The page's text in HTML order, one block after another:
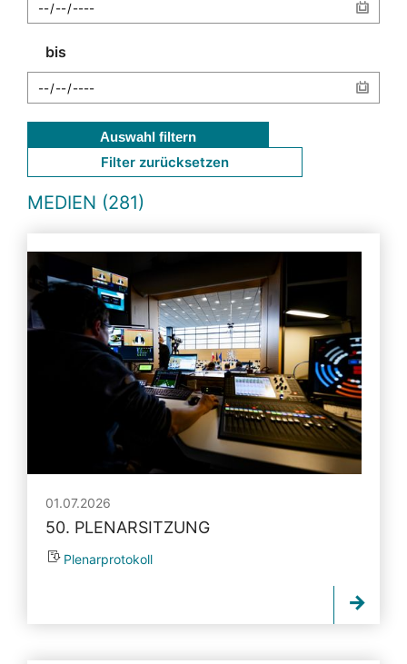
bis
Auswahl filtern
Filter zurücksetzen
MEDIEN (281)
01.07.2026
50. PLENARSITZUNG
Plenarprotokoll